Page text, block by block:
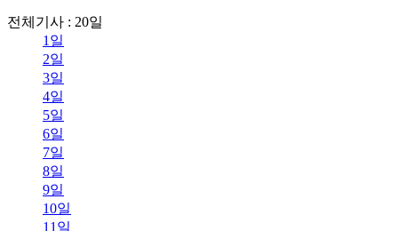
전체기사 : 20일
1일
2일
3일
4일
5일
6일
7일
8일
9일
10일
11일